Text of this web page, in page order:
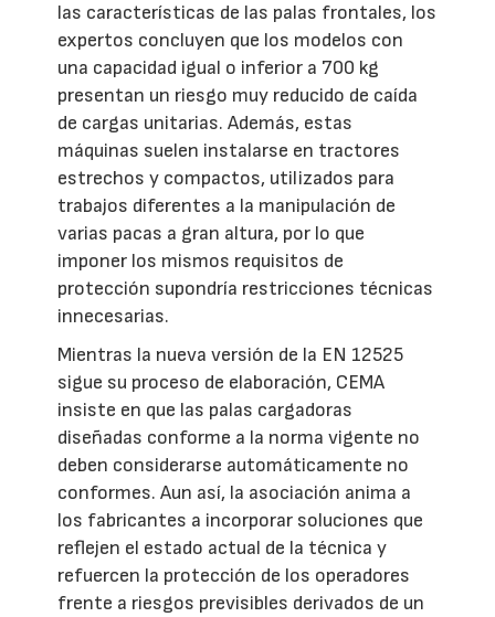
las características de las palas frontales, los
expertos concluyen que los modelos con
una capacidad igual o inferior a 700 kg
presentan un riesgo muy reducido de caída
de cargas unitarias. Además, estas
máquinas suelen instalarse en tractores
estrechos y compactos, utilizados para
trabajos diferentes a la manipulación de
varias pacas a gran altura, por lo que
imponer los mismos requisitos de
protección supondría restricciones técnicas
innecesarias.
Mientras la nueva versión de la EN 12525
sigue su proceso de elaboración, CEMA
insiste en que las palas cargadoras
diseñadas conforme a la norma vigente no
deben considerarse automáticamente no
conformes. Aun así, la asociación anima a
los fabricantes a incorporar soluciones que
reflejen el estado actual de la técnica y
refuercen la protección de los operadores
frente a riesgos previsibles derivados de un